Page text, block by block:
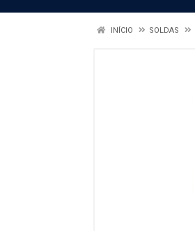
INÍCIO SOLDAS